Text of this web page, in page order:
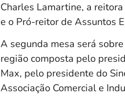
Charles Lamartine, a
e o Pró-reitor de Assuntos
A segunda mesa será
região composta pelo
Max, pelo presidente do
Associação Comercial e